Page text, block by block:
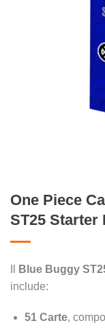
One Piece
ST25 Starter
Blue Buggy
include:
51 Carte,